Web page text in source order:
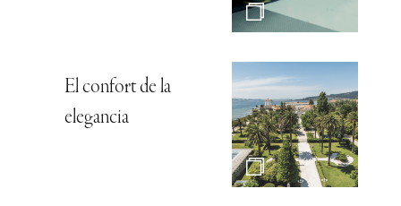
El confort de la
elegancia